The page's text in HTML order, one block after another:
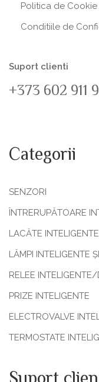
Politica de Сookie
Conditiile de
Suport clienti
+373 602 911
Categorii
SENZORI
ÎNTRERUPĂTOARE
LACĂTE INTELIGENTE
LĂMPI INTELIGENTE
RELEE INTELIGENTE/
PRIZE INTELIGENTE
ELECTROVALVE
TERMOSTATE